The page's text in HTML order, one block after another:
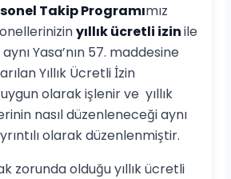
Takip Programımız
yıllık ücretli izinile
Yasa’nın 57. maddesine
Yıllık Ücretli İzin
olarak işlenir ve yıllık
nasıl düzenleneceği aynı
olarak düzenlenmiştir.
zorunda olduğu yıllık ücretli